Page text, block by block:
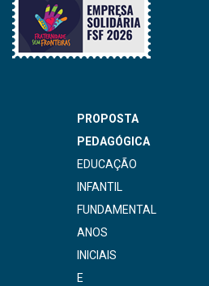
PROPOSTA
PEDAGÓGICA
EDUCAÇÃO
INFANTIL
FUNDAMENTAL
ANOS
INICIAIS
E